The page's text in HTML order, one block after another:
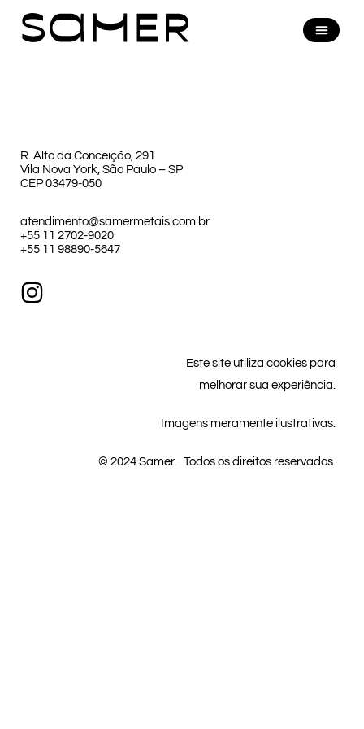
R. Alto da Conceição, 291
Vila Nova York, São Paulo – SP
CEP 03479-050
atendimento@samermetais.com.br
+55 11 2702-9020
+55 11 98890-5647
Este site utiliza cookies para
melhorar sua experiência.
Imagens meramente ilustrativas.
© 2024 Samer. Todos os direitos reservados.